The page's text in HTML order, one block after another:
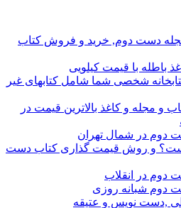
دست دوم, خرید و فروش کتاب
باطله با قیمت کیلویی
شخصی شما شامل کتابهای غیر
و مجله و کاغذ بالاترین قیمت در
دوم در شمال تهران
و روش قیمت گذاری کتاب دست
دوم در انقلاب
دوم شبانه روزی
,دست نویس و عتیقه